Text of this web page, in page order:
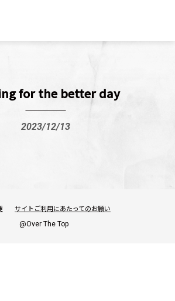
for the better day
2023/12/13
サイトご利用にあたってのお願い
@Over The Top